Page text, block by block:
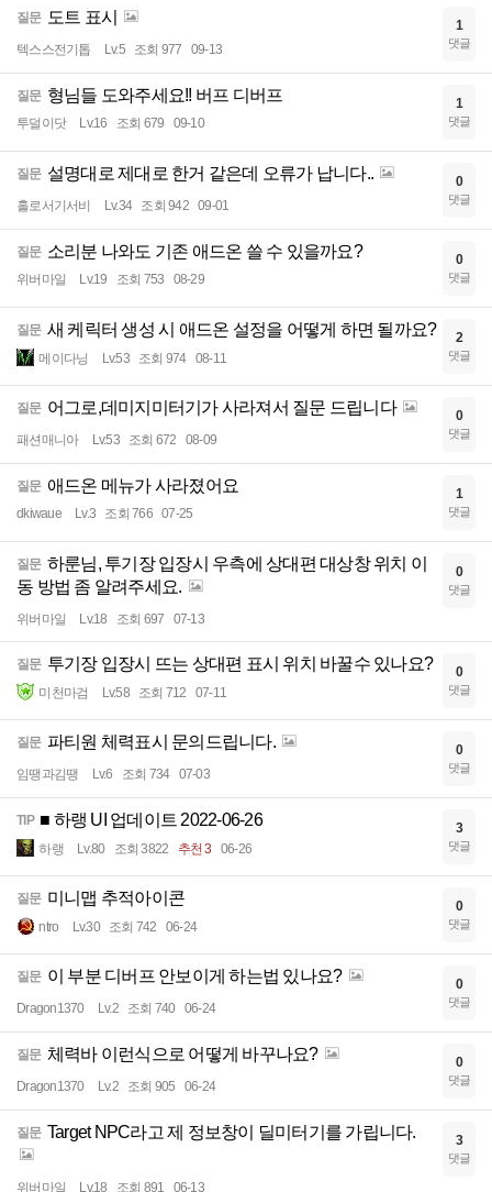
질문 도트 표시
텍스스전기톱 Lv.5 조회 977 09-13
1
댓글
질문 형님들 도와주세요!! 버프 디버프
투덜이닷 Lv.16 조회 679 09-10
1
댓글
질문 설명대로 제대로 한거 같은데 오류가 납니다..
홀로서기서비 Lv.34 조회 942 09-01
0
댓글
질문 소리분 나와도 기존 애드온 쓸 수 있을까요?
위버마일 Lv.19 조회 753 08-29
0
댓글
질문 새 케릭터 생성 시 애드온 설정을 어떻게 하면 될까요?
메이다닝 Lv.53 조회 974 08-11
2
댓글
질문 어그로,데미지미터기가 사라져서 질문 드립니다
패션매니아 Lv.53 조회 672 08-09
0
댓글
질문 애드온 메뉴가 사라졌어요
dkiwaue Lv.3 조회 766 07-25
1
댓글
질문 하룬님, 투기장 입장시 우측에 상대편 대상창 위치 이
동 방법 좀 알려주세요.
위버마일 Lv.18 조회 697 07-13
0
댓글
질문 투기장 입장시 뜨는 상대편 표시 위치 바꿀수 있나요?
미천마검 Lv.58 조회 712 07-11
0
댓글
질문 파티원 체력표시 문의드립니다.
임땡과김땡 Lv.6 조회 734 07-03
0
댓글
TIP ■ 하랭 UI 업데이트 2022-06-26
하랭 Lv.80 조회 3822 추천 3 06-26
3
댓글
질문 미니맵 추적아이콘
ntro Lv.30 조회 742 06-24
0
댓글
질문 이 부분 디버프 안보이게 하는법 있나요?
Dragon1370 Lv.2 조회 740 06-24
0
댓글
질문 체력바 이런식으로 어떻게 바꾸나요?
Dragon1370 Lv.2 조회 905 06-24
0
댓글
질문 Target NPC라고 제 정보창이 딜미터기를 가립니다.
위버마일 Lv.18 조회 891 06-13
3
댓글